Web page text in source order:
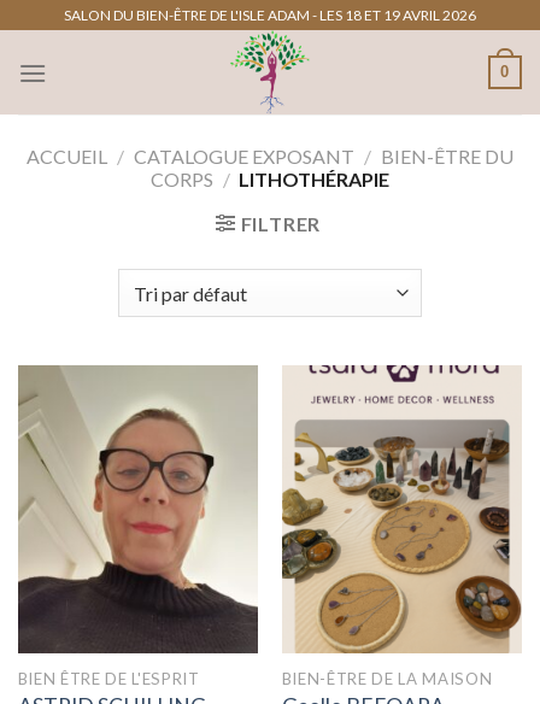
contenu
SALON DU BIEN-ÊTRE DE L'ISLE ADAM - LES 18 ET 19 AVRIL 2026
0
ACCUEIL / CATALOGUE EXPOSANT / BIEN-ÊTRE DU
CORPS / LITHOTHÉRAPIE
FILTRER
BIEN ÊTRE DE L'ESPRIT BIEN-ÊTRE DE LA MAISON